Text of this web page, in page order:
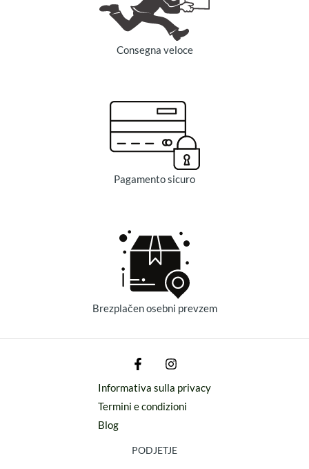
Consegna veloce
Pagamento sicuro
Brezplačen osebni prevzem
Informativa sulla privacy
Termini e condizioni
Blog
PODJETJE